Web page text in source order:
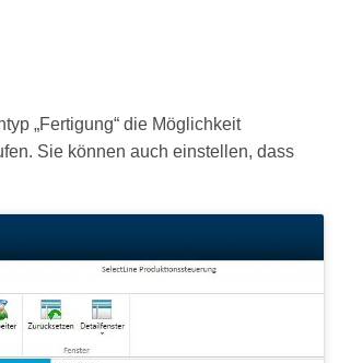
„Fertigung“ die Möglichkeit
Sie können auch einstellen, dass